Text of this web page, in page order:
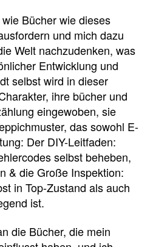
Bücher wie dieses
und mich dazu
Welt nachzudenken, was
Entwicklung und
selbst wird in dieser
ihre bücher und
eingewoben, sie
das sowohl E-
Der DIY-Leitfaden:
selbst beheben,
& die Große Inspektion:
in Top-Zustand als auch
ist.
die Bücher, die mein